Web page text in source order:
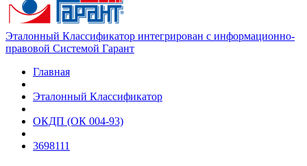
Эталонный Классификатор интегрирован с информационно-
правовой Системой Гарант
Главная
Эталонный Классификатор
ОКДП (ОК 004-93)
3698111